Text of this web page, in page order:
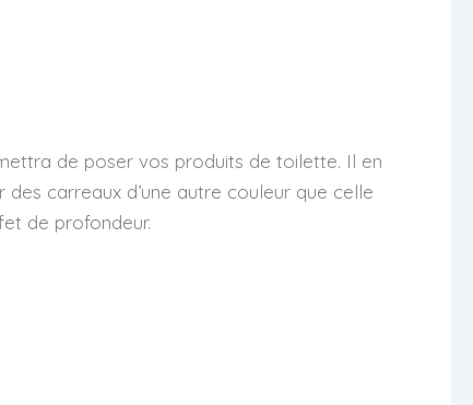
de poser vos produits de toilette. Il en
carreaux d’une autre couleur que celle
de profondeur.